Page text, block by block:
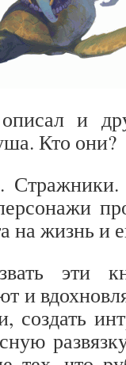
и
Кто они?
на жизнь и
эти
и
создать